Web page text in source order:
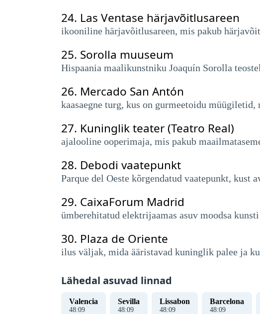
24. Las Ventase härjavõitlusareen
ikooniline härjavõitlusareen, mis pakub
25. Sorolla muuseum
Hispaania maalikunstniku Joaquín Sorolla
26. Mercado San Antón
kaasaegne turg, kus on gurmeetoidu müügiletid,
27. Kuninglik teater (Teatro Real)
ajalooline ooperimaja, mis pakub
28. Debodi vaatepunkt
Parque del Oeste kõrgendatud vaatepunkt, kust
29. CaixaForum Madrid
ümberehitatud elektrijaamas asuv moodsa
30. Plaza de Oriente
ilus väljak, mida ääristavad kuninglik palee ja
Lähedal asuvad linnad
Valencia
48:10
Sevilla
48:10
Lissabon
48:10
Barcelona
48:10